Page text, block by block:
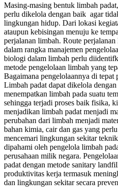
Masing-masing bentuk limbah
perlu dikelola dengan baik agar
lingkungan hidup. Dari lokasi
ataupun kebisingan menuju ke
perjalanan limbah. Route
dalam rangka manajemen
biologi dalam limbah perlu
metode pengelolaan limbah yang
Bagaimana pengelolaannya di
Limbah padat dapat dikelola
menempatkan limbah pada suatu
sehingga terjadi proses baik fisika,
menjadikan limbah padat menjadi
perubahan dari limbah menjadi
bahan kimia, cair dan gas yang
mencemari lingkungan sekitar
dipahami oleh pengelola limbah
perusahaan milik negara.
padat dengan metode sanitary
produktivitas kerja termasuk
dan lingkungan sekitar secara